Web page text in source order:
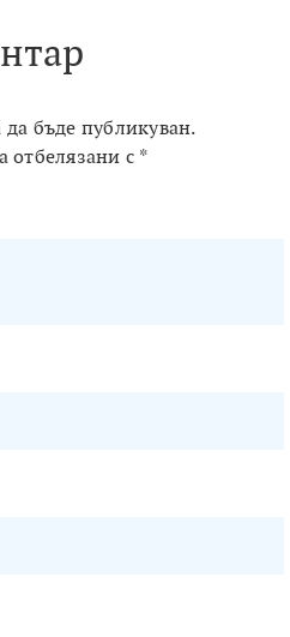
бъде публикуван.
отбелязани с *